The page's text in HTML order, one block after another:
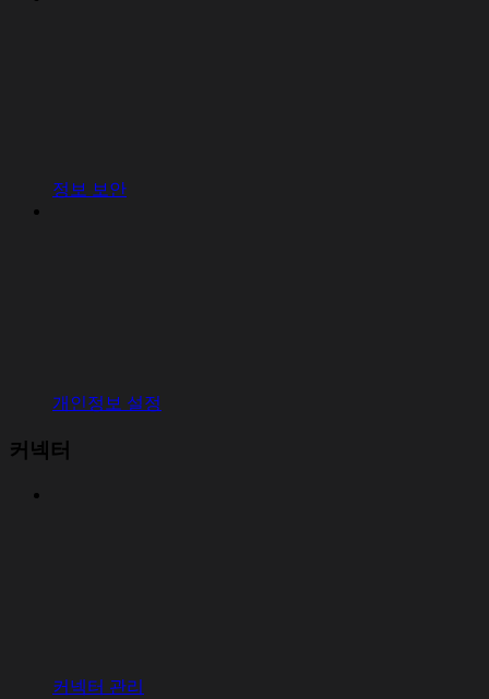
정보 보안
개인정보 설정
커넥터
커넥터 관리